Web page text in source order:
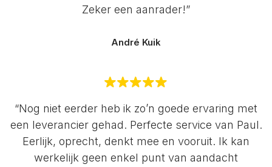
Zeker een aanrader!”
André Kuik
“Nog niet eerder heb ik zo’n goede ervaring met
een leverancier gehad. Perfecte service van Paul.
Eerlijk, oprecht, denkt mee en vooruit. Ik kan
werkelijk geen enkel punt van aandacht